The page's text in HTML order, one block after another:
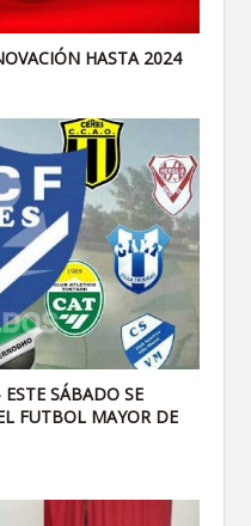
HASTA 2024
SÁBADO SE
FUTBOL MAYOR DE